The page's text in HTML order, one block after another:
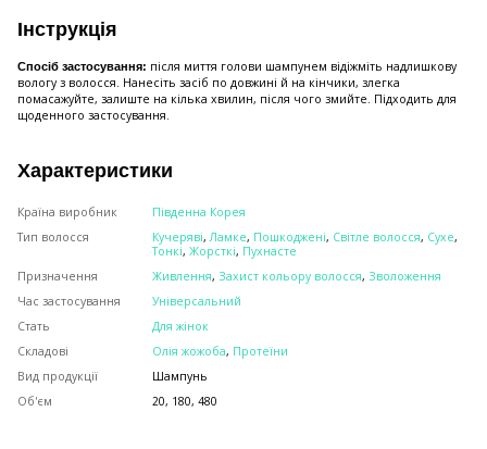
Інструкція
Спосіб застосування: після миття голови шампунем відіжміть надлишкову
вологу з волосся. Нанесіть засіб по довжині й на кінчики, злегка
помасажуйте, залиште на кілька хвилин, після чого змийте. Підходить для
щоденного застосування.
Характеристики
Країна виробник
Південна Корея
Тип волосся
Кучеряві,Ламке, Пошкоджені, Світле волосся, Сухе,
Тонкі, Жорсткі, Пухнасте
Призначення
Живлення, Захист кольору волосся, Зволоження
Час застосування
Універсальний
Стать
Для жінок
Складові
Олія жожоба, Протеїни
Вид продукції
Шампунь
Об'єм
20, 180, 480